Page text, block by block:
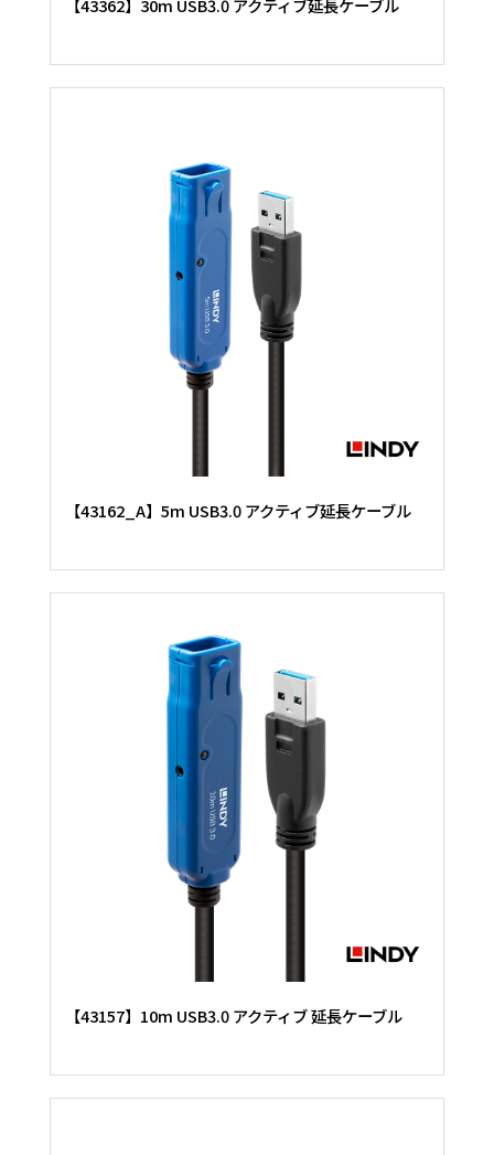
【43362】30m USB3.0 アクティブ延長ケーブル
【43162_A】5m USB3.0 アクティブ延長ケーブル
【43157】10m USB3.0 アクティブ 延長ケーブル